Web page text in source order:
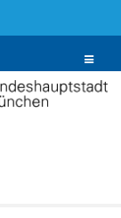
Toggle